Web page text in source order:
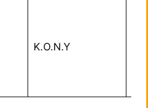
K.O.N.Y